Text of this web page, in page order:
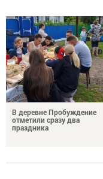
В деревне Пробуждение
отметили сразу два
праздника